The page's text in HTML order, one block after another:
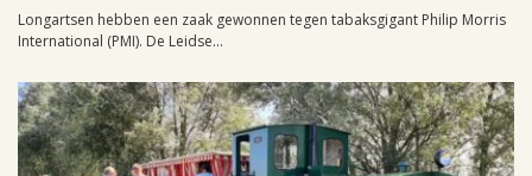
Longartsen hebben een zaak gewonnen tegen tabaksgigant Philip Morris
International (PMI). De Leidse...